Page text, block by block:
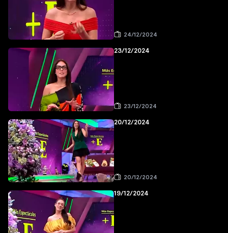
24/12/2024
23/12/2024
23/12/2024
20/12/2024
20/12/2024
19/12/2024